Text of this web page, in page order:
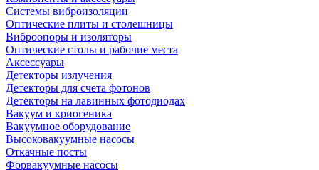
Системы виброизоляции
Оптические плиты и столешницы
Виброопоры и изоляторы
Оптические столы и рабочие места
Аксессуары
Детекторы излучения
Детекторы для счета фотонов
Детекторы на лавинных фотодиодах
Вакуум и криогеника
Вакуумное оборудование
Высоковакуумные насосы
Откачные посты
Форвакуумные насосы